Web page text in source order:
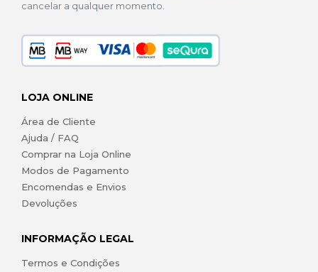
cancelar a qualquer momento.
LOJA ONLINE
Área de Cliente
Ajuda / FAQ
Comprar na Loja Online
Modos de Pagamento
Encomendas e Envios
Devoluções
INFORMAÇÃO LEGAL
Termos e Condições